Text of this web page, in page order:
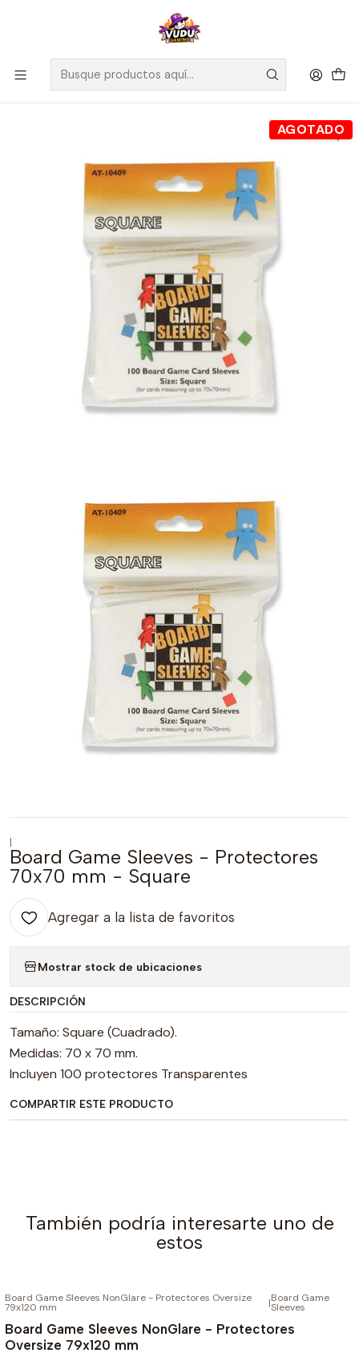
🚀 ¡Despachamos a todo Chile! Envío GRATIS a Regiones sobre
$100.000 y a RM sobre $35.000
Inicio Accesorios Protectores de Cartas
Board Game Sleeves - Protectores 70x70 mm - Square
AGOTADO
|
Board Game Sleeves - Protectores
70x70 mm - Square
Agregar a la lista de favoritos
Mostrar stock de ubicaciones
DESCRIPCIÓN
Tamaño: Square (Cuadrado).
Medidas: 70 x 70 mm.
Incluyen 100 protectores Transparentes
COMPARTIR ESTE PRODUCTO
También podría interesarte uno de
estos
AGOTADO
Board Game Sleeves NonGlare - Protectores Oversize
79x120 mm |Board Game
Sleeves
Board Game Sleeves NonGlare - Protectores
Oversize 79x120 mm